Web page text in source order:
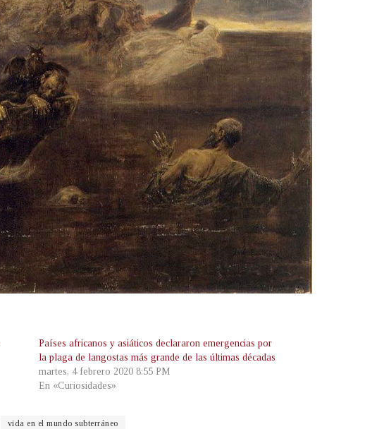
Países africanos y asiáticos declararon emergencias por
la plaga de langostas más grande de las últimas décadas
martes, 4 febrero 2020 8:55 PM
En «Curiosidades»
vida en el mundo subterráneo